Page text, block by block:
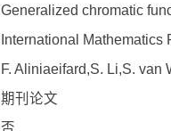
Generalized chromatic
International Mathematics
F. Aliniaeifard,S. Li,S. van
期刊论文
否